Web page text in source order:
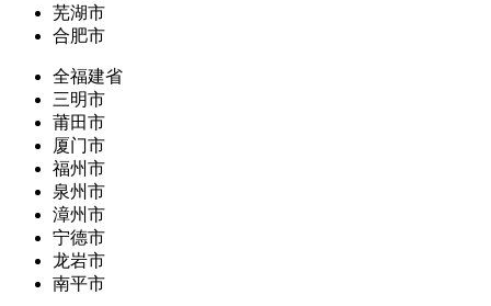
芜湖市
合肥市
全福建省
三明市
莆田市
厦门市
福州市
泉州市
漳州市
宁德市
龙岩市
南平市